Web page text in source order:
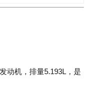
动机，排量5.193L，是